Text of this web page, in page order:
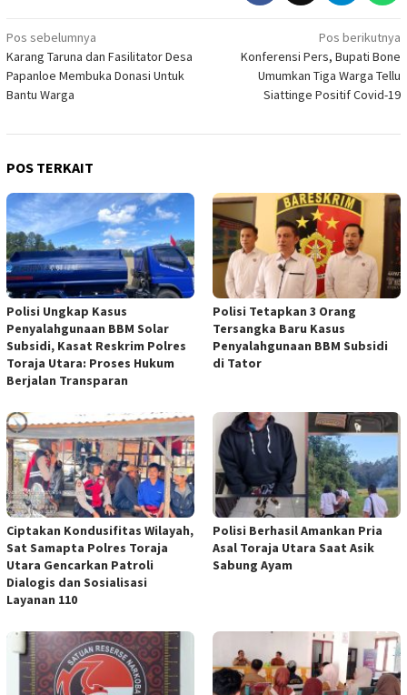
Navigasi
pos
Pos sebelumnya
Karang Taruna dan Fasilitator Desa
Papanloe Membuka Donasi Untuk
Bantu Warga
Pos berikutnya
Konferensi Pers, Bupati Bone
Umumkan Tiga Warga Tellu
Siattinge Positif Covid-19
POS TERKAIT
Polisi Ungkap Kasus
Penyalahgunaan BBM Solar
Subsidi, Kasat Reskrim Polres
Toraja Utara: Proses Hukum
Berjalan Transparan
Polisi Tetapkan 3 Orang
Tersangka Baru Kasus
Penyalahgunaan BBM Subsidi
di Tator
Ciptakan Kondusifitas Wilayah,
Sat Samapta Polres Toraja
Utara Gencarkan Patroli
Dialogis dan Sosialisasi
Layanan 110
Polisi Berhasil Amankan Pria
Asal Toraja Utara Saat Asik
Sabung Ayam